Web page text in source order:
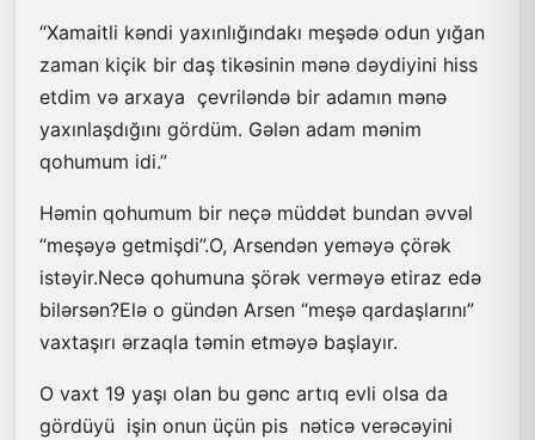
“Xamaitli kəndi yaxınlığındakı meşədə odun yığan
zaman kiçik bir daş tikəsinin mənə dəydiyini hiss
etdim və arxaya çevriləndə bir adamın mənə
yaxınlaşdığını gördüm. Gələn adam mənim
qohumum idi.”
Həmin qohumum bir neçə müddət bundan əvvəl
“meşəyə getmişdi”.O, Arsendən yeməyə çörək
istəyir.Necə qohumuna şörək verməyə etiraz edə
bilərsən?Elə o gündən Arsen “meşə qardaşlarını”
vaxtaşırı ərzaqla təmin etməyə başlayır.
O vaxt 19 yaşı olan bu gənc artıq evli olsa da
gördüyü işin onun üçün pis nəticə verəcəyini